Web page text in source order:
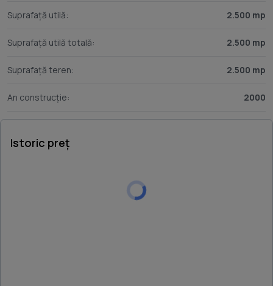
Suprafață utilă: 2.500 mp
Suprafață utilă totală: 2.500 mp
Suprafață teren: 2.500 mp
An construcție: 2000
Istoric preț